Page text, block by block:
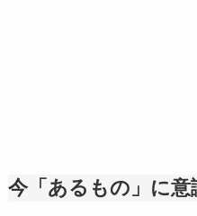
今「あるもの」に意